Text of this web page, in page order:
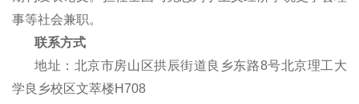
事等社会兼职。
联系方式
地址： 北京市房山区拱辰街道良乡东路8号北京理工大
学良乡校区文萃楼H708